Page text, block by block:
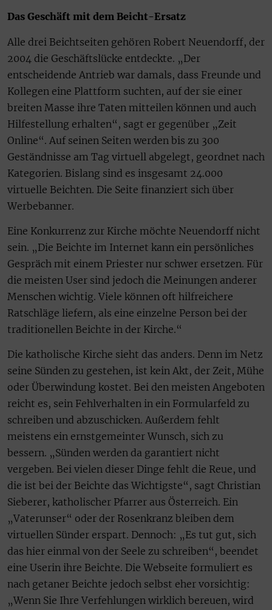
Das Geschäft mit dem Beicht-Ersatz
Alle drei Beichtseiten gehören Robert Neuendorff, der
2004 die Geschäftslücke entdeckte. „Der
entscheidende Antrieb war damals, dass Freunde und
Kollegen eine Plattform suchten, auf der sie einer
breiten Masse ihre Taten mitteilen können und auch
Hilfestellung erhalten“, sagt er gegenüber „Zeit
Online“. Auf seinen Seiten werden bis zu 300
Geständnisse am Tag virtuell abgelegt, geordnet nach
Kategorien. Bislang sind es insgesamt 24.000
virtuelle Beichten. Die Seite finanziert sich über
Werbebanner.
Eine Konkurrenz zur Kirche möchte Neuendorff nicht
sein. „Die Beichte im Internet kann ein persönliches
Gespräch mit einem Priester nur schwer ersetzen. Für
die meisten User sind jedoch die Meinungen anderer
Menschen wichtig. Viele können oft hilfreichere
Ratschläge liefern, als eine einzelne Person bei der
traditionellen Beichte in der Kirche.“
Die katholische Kirche sieht das anders. Denn im Netz
seine Sünden zu gestehen, ist kein Akt, der Zeit, Mühe
oder Überwindung kostet. Bei den meisten Angeboten
reicht es, sein Fehlverhalten in ein Formularfeld zu
schreiben und abzuschicken. Außerdem fehlt
meistens ein ernstgemeinter Wunsch, sich zu
bessern. „Sünden werden da garantiert nicht
vergeben. Bei vielen dieser Dinge fehlt die Reue, und
die ist bei der Beichte das Wichtigste“, sagt Christian
Sieberer, katholischer Pfarrer aus Österreich. Ein
„Vaterunser“ oder der Rosenkranz bleiben dem
virtuellen Sünder erspart. Dennoch: „Es tut gut, sich
das hier einmal von der Seele zu schreiben“, beendet
eine Userin ihre Beichte. Die Webseite formuliert es
nach getaner Beichte jedoch selbst eher vorsichtig:
„Wenn Sie Ihre Verfehlungen wirklich bereuen, wird